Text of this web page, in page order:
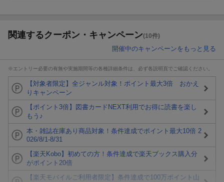
関連するクーポン・キャンペーン(10件)
開催中のキャンペーンをもっと見る
※エントリー必要の有無や実施期間等の各種詳細条件は、必ず各説明頁でご確認ください。
【対象者限定】全ジャンル対象！ポイント最大3倍 おかえ
りキャンペーン
【ポイント3倍】図書カードNEXT利用でお得に読書を楽し
もう♪
本・雑誌在庫あり商品対象！条件達成でポイント最大10倍 2
026/8/1-8/31
【楽天Kobo】初めての方！条件達成で楽天ブックス購入分
がポイント20倍
【楽天モバイルご利用者限定】条件達成で100万ポイント山